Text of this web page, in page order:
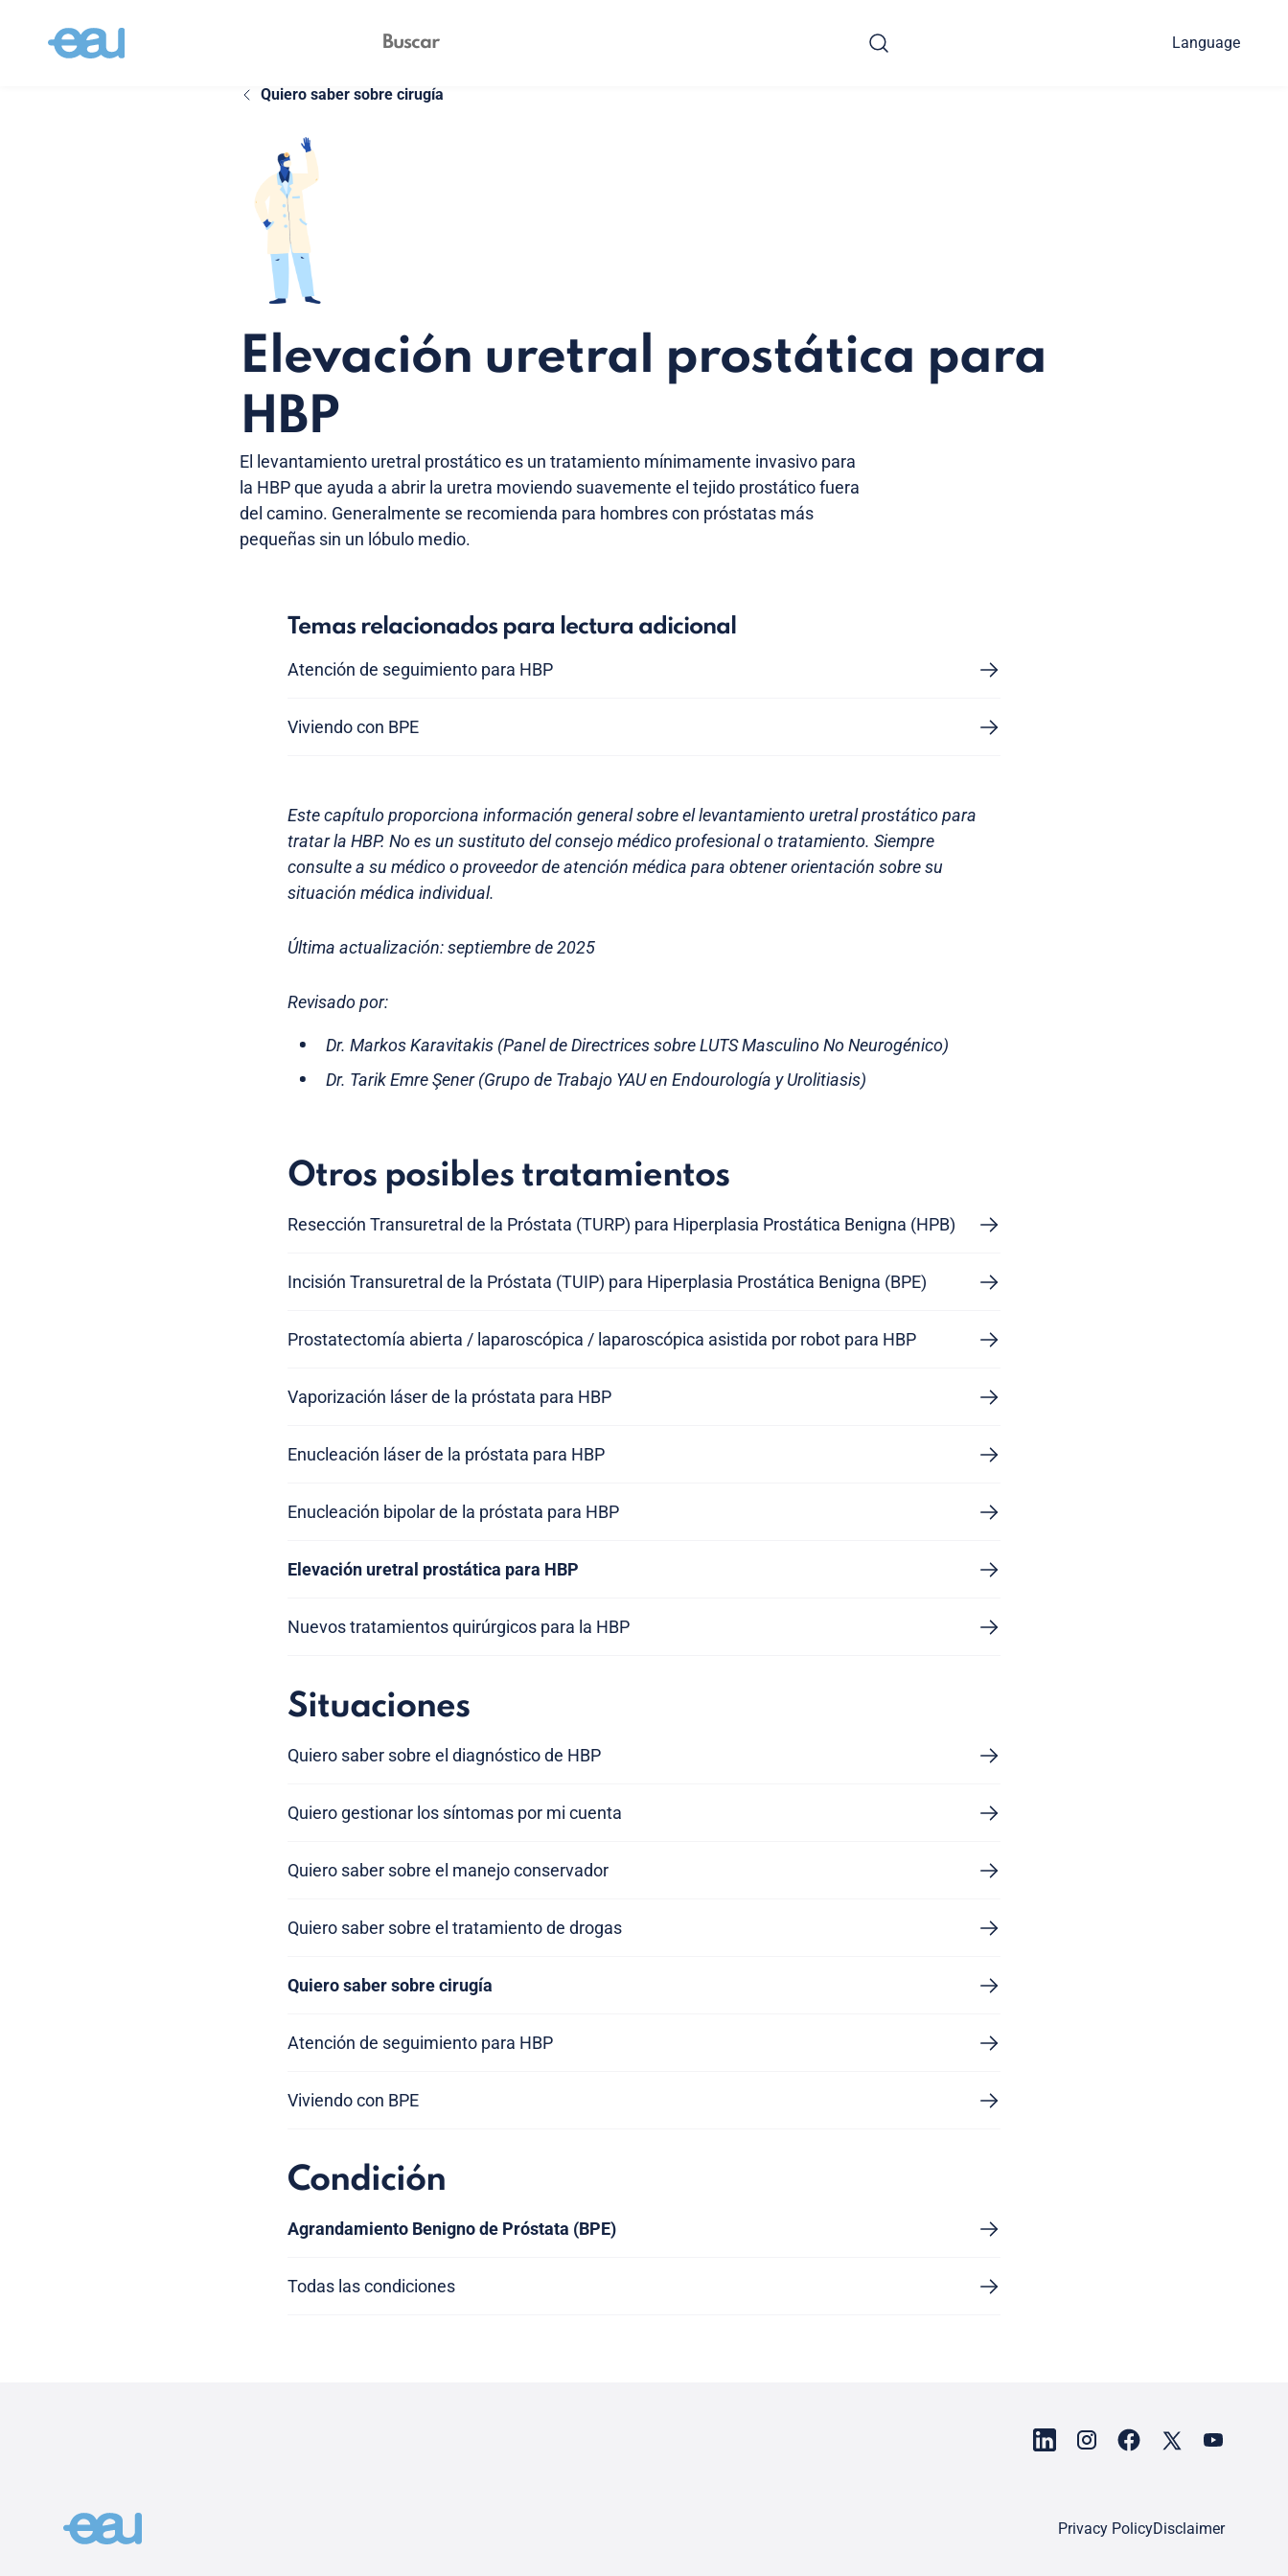
Language
Quiero saber sobre cirugía
Elevación uretral prostática para
HBP
El levantamiento uretral prostático es un tratamiento mínimamente invasivo para
la HBP que ayuda a abrir la uretra moviendo suavemente el tejido prostático fuera
del camino. Generalmente se recomienda para hombres con próstatas más
pequeñas sin un lóbulo medio.
Temas relacionados para lectura adicional
Atención de seguimiento para HBP
Viviendo con BPE
Este capítulo proporciona información general sobre el levantamiento uretral prostático para
tratar la HBP. No es un sustituto del consejo médico profesional o tratamiento. Siempre
consulte a su médico o proveedor de atención médica para obtener orientación sobre su
situación médica individual.
Última actualización: septiembre de 2025
Revisado por:
Dr. Markos Karavitakis (Panel de Directrices sobre LUTS Masculino No Neurogénico)
Dr. Tarik Emre Şener (Grupo de Trabajo YAU en Endourología y Urolitiasis)
Otros posibles tratamientos
Resección Transuretral de la Próstata (TURP) para Hiperplasia Prostática Benigna (HPB)
Incisión Transuretral de la Próstata (TUIP) para Hiperplasia Prostática Benigna (BPE)
Prostatectomía abierta / laparoscópica / laparoscópica asistida por robot para HBP
Vaporización láser de la próstata para HBP
Enucleación láser de la próstata para HBP
Enucleación bipolar de la próstata para HBP
Elevación uretral prostática para HBP
Nuevos tratamientos quirúrgicos para la HBP
Situaciones
Quiero saber sobre el diagnóstico de HBP
Quiero gestionar los síntomas por mi cuenta
Quiero saber sobre el manejo conservador
Quiero saber sobre el tratamiento de drogas
Quiero saber sobre cirugía
Atención de seguimiento para HBP
Viviendo con BPE
Condición
Agrandamiento Benigno de Próstata (BPE)
Todas las condiciones
Privacy PolicyDisclaimer